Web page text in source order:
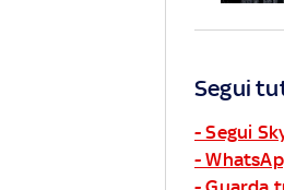
Segui
- Segui
-